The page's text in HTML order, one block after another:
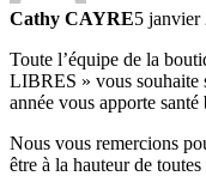
Cathy CAYRE5 janvier
Toute l’équipe de la
LIBRES » vous souhaite
année vous apporte santé
Nous vous remercions
être à la hauteur de toutes